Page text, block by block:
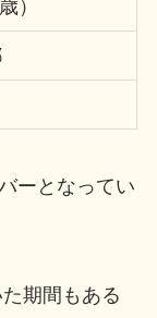
）
ーとなってい
期間もある